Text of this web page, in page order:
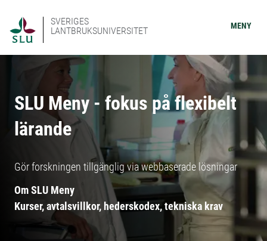
SVERIGES
LANTBRUKSUNIVERSITET
MENY
SLU Meny - fokus på flexibelt
lärande
Gör forskningen tillgänglig via webbaserade lösningar
Om SLU Meny
Kurser, avtalsvillkor, hederskodex, tekniska krav